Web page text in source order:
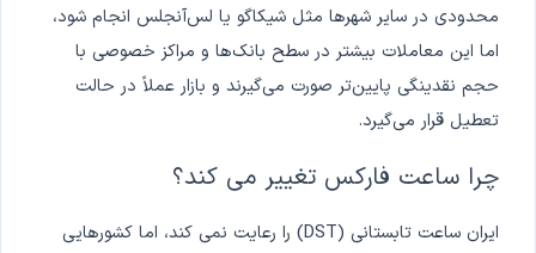
محدودی در سایر شهرها مثل شیکاگو یا لس‌آنجلس انجام شود،
اما این معاملات بیشتر در سطح بانک‌ها و مراکز خصوصی با
حجم نقدینگی پایین‌تر صورت می‌گیرند و بازار عملاً در حالت
تعطیل قرار می‌گیرد.
چرا ساعت فارکس تغییر می کند؟
ایران ساعت تابستانی (DST) را رعایت نمی کند، اما کشورهایی